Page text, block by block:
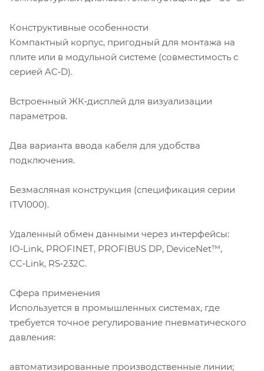
Конструктивные особенности
Компактный корпус, пригодный для монтажа на
плите или в модульной системе (совместимость с
серией AC‑D).
Встроенный ЖК‑дисплей для визуализации
параметров.
Два варианта ввода кабеля для удобства
подключения.
Безмасляная конструкция (спецификация серии
ITV1000).
Удаленный обмен данными через интерфейсы:
IO‑Link, PROFINET, PROFIBUS DP, DeviceNet™,
CC‑Link, RS‑232C.
Сфера применения
Используется в промышленных системах, где
требуется точное регулирование пневматического
давления:
автоматизированные производственные линии;